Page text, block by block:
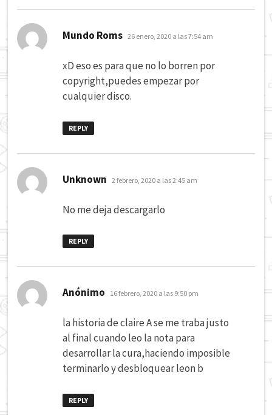
Mundo Roms dice:
26 enero, 2020 a las 7:54 am
xD eso es para que no lo borren por
copyright,puedes empezar por
cualquier disco.
REPLY
Unknown dice:
2 febrero, 2020 a las 2:45 am
No me deja descargarlo
REPLY
Anónimo dice:
16 febrero, 2020 a las 9:50 pm
la historia de claire A se me traba justo
al final cuando leo la nota para
desarrollar la cura,haciendo imposible
terminarlo y desbloquear leon b
REPLY